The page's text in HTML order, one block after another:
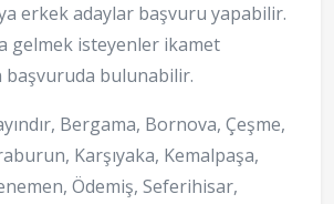
erkek adaylar başvuru yapabilir.
gelmek isteyenler ikamet
bulunabilir.
Bergama, Bornova, Çeşme,
Karşıyaka, Kemalpaşa,
Ödemiş, Seferihisar,